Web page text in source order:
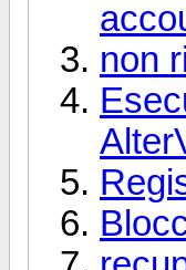
non